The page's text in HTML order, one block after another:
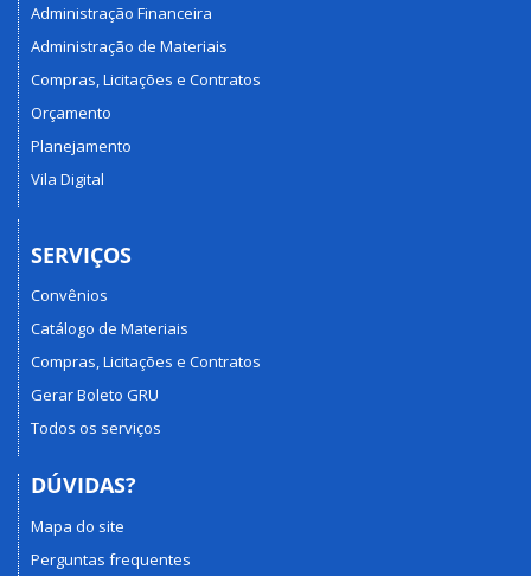
Administração Financeira
Administração de Materiais
Compras, Licitações e Contratos
Orçamento
Planejamento
Vila Digital
SERVIÇOS
Convênios
Catálogo de Materiais
Compras, Licitações e Contratos
Gerar Boleto GRU
Todos os serviços
DÚVIDAS?
Mapa do site
Perguntas frequentes